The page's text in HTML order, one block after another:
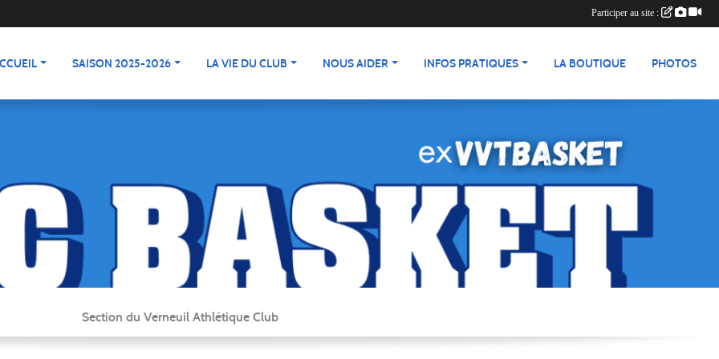
SAISON 2025-2026 LA VIE DU CLUB NOUS AIDER INFOS PRATIQUES LA BOUTIQUE PHOTOS
Section du Verneuil Athlétique Club
Participer au site :